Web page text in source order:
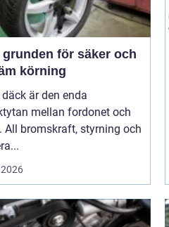
körning
är den enda
mellan fordonet och
All bromskraft, styrning och